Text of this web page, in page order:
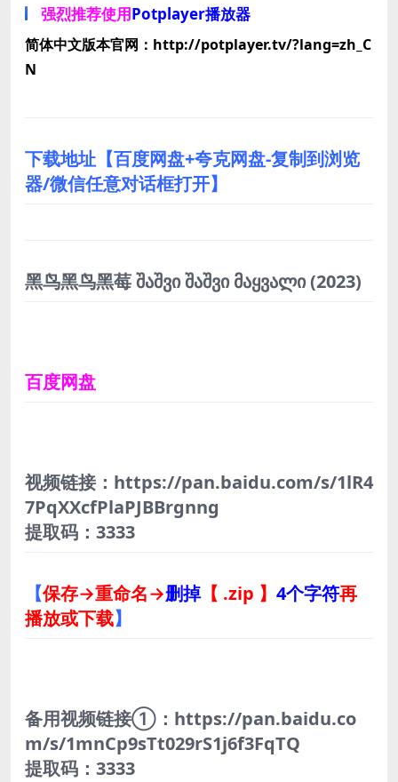
强烈推荐使用Potplayer播放器
简体中文版本官网：http://potplayer.tv/?lang=zh_C
N
下载地址【百度网盘+夸克网盘-复制到浏览
器/微信任意对话框打开】
黑鸟黑鸟黑莓 შაშვი შაშვი მაყვალი(2023)
百度网盘
视频链接：https://pan.baidu.com/s/1lR4
7PqXXcfPlaPJBBrgnng
提取码：3333
【保存→重命名→删掉【 .zip 】 4个字符再
播放或下载】
备用视频链接①：https://pan.baidu.co
m/s/1mnCp9sTt029rS1j6f3FqTQ
提取码：3333